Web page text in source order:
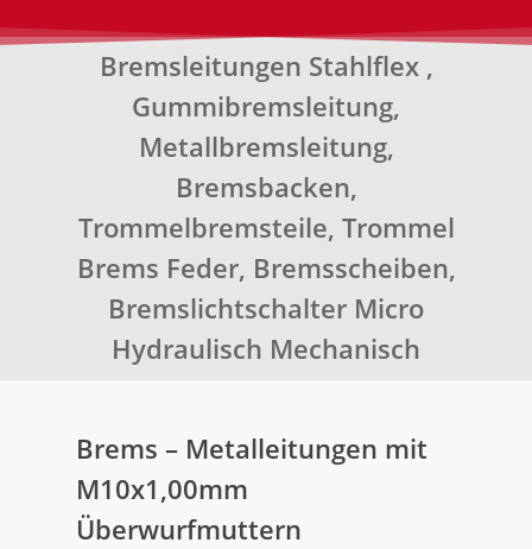
Bremsleitungen Stahlflex ,
Gummibremsleitung,
Metallbremsleitung,
Bremsbacken,
Trommelbremsteile, Trommel
Brems Feder, Bremsscheiben,
Bremslichtschalter Micro
Hydraulisch Mechanisch
Brems – Metalleitungen mit
M10x1,00mm
Überwurfmuttern